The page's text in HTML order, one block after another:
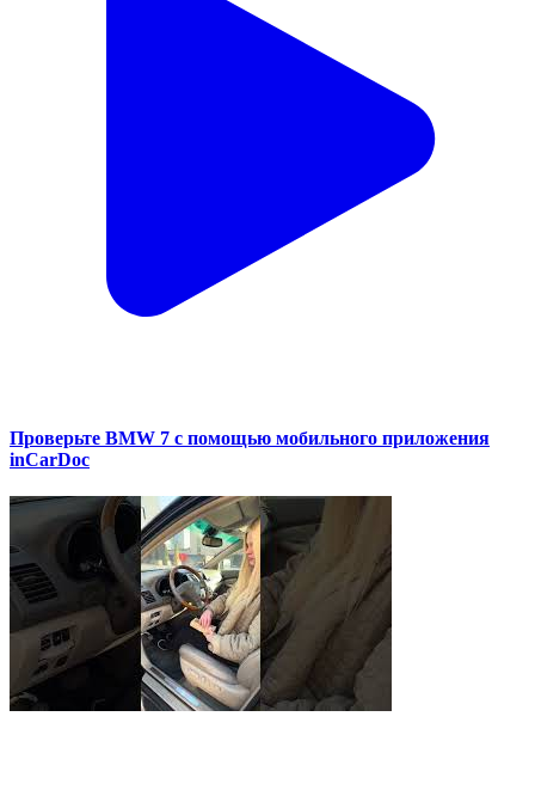
Проверьте BMW 7 с помощью мобильного приложения
inCarDoc